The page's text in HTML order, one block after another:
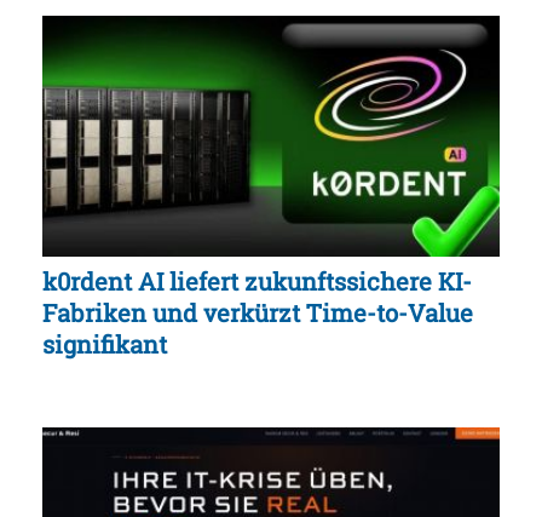
k0rdent AI liefert zukunftssichere KI-
Fabriken und verkürzt Time-to-Value
signifikant